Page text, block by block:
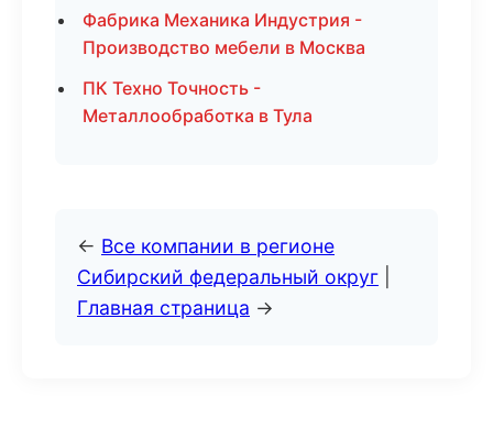
Фабрика Механика Индустрия -
Производство мебели в Москва
ПК Техно Точность -
Металлообработка в Тула
← Все компании в регионе
Сибирский федеральный округ
Главная страница →